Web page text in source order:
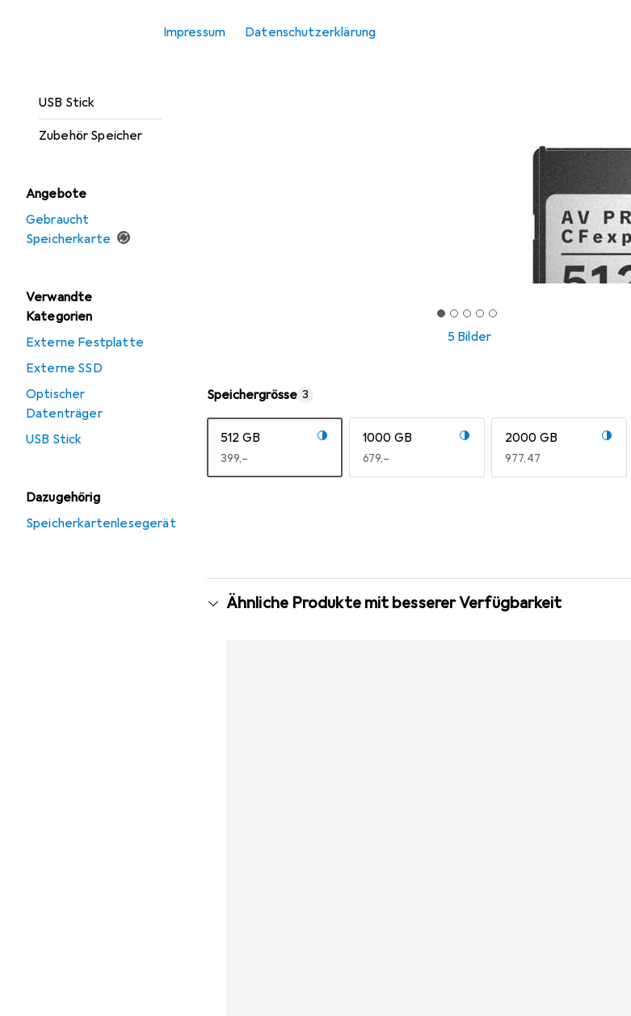
Impressum Datenschutzerklärung
USB Stick
Zubehör Speicher
Angebote
Gebraucht
Speicherkarte
Verwandte
Kategorien
Externe Festplatte
Externe SSD
Optischer
Datenträger
USB Stick
Dazugehörig
Speicherkartenlesegerät
5 Bilder
Speichergrösse 3
512 GB
EUR
399,–
1000 GB
EUR
679,–
2000 GB
EUR
977,47
Ähnliche Produkte mit besserer Verfügbarkeit